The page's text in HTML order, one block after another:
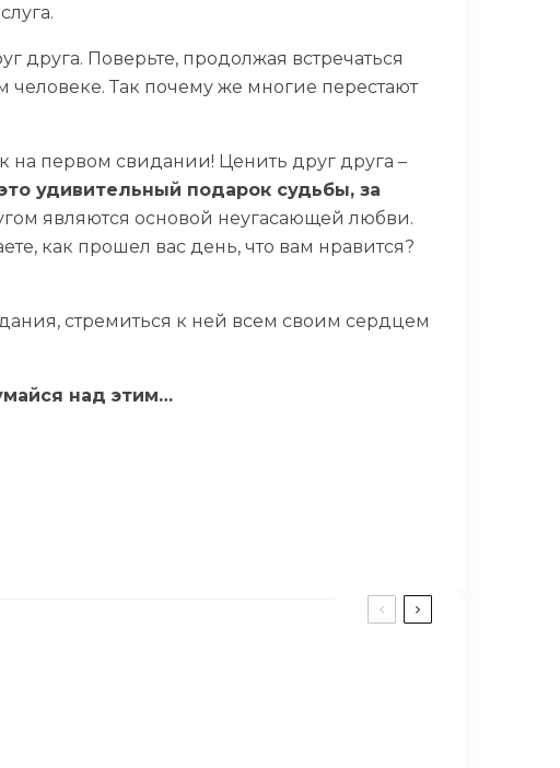
друга. Поверьте, продолжая встречаться
человеке. Так почему же многие перестают
на первом свидании! Ценить друг друга –
удивительный подарок судьбы, за
являются основой неугасающей любви.
как прошел вас день, что вам нравится?
стремиться к ней всем своим сердцем
над этим…